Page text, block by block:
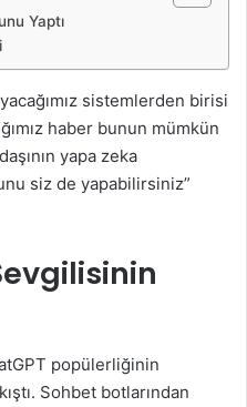
Yaptı
sistemlerden birisi
haber bunun mümkün
yapa zeka
siz de yapabilirsiniz”
popülerliğinin
Sohbet botlarından